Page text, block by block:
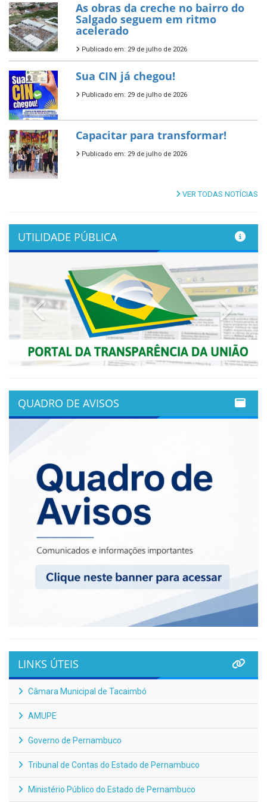
As obras da creche no bairro do
Salgado seguem em ritmo
acelerado
Publicado em: 29 de julho de 2026
Sua CIN já chegou!
Publicado em: 29 de julho de 2026
Capacitar para transformar!
Publicado em: 29 de julho de 2026
VER TODAS NOTÍCIAS
UTILIDADE PÚBLICA
Previous Next
QUADRO DE AVISOS
LINKS ÚTEIS
Câmara Municipal de Tacaimbó
AMUPE
Governo de Pernambuco
Tribunal de Contas do Estado de Pernambuco
Ministério Público do Estado de Pernambuco